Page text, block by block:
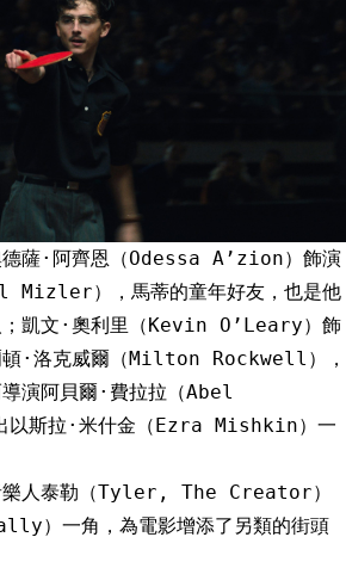
德薩·阿齊恩（Odessa A’zion）飾演
Mizler），馬蒂的童年好友，也是他
；凱文·奧利里（Kevin O’Leary）飾
頓·洛克威爾（Milton Rockwell），
演阿貝爾·費拉拉（Abel
以斯拉·米什金（Ezra Mishkin）一
樂人泰勒（Tyler, The Creator）
）一角，為電影增添了另類的街頭